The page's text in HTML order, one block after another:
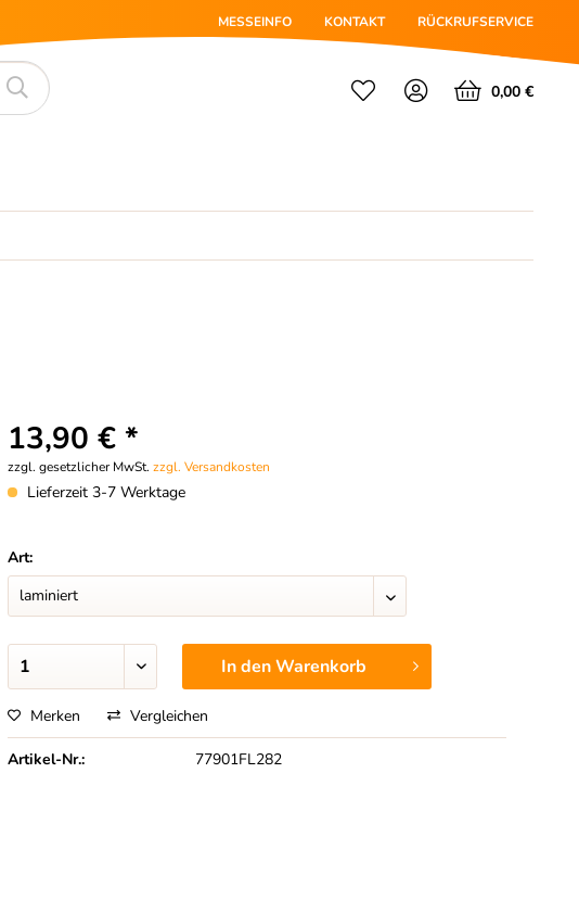
MESSEINFO KONTAKT RÜCKRUFSERVICE
0,00 €
13,90 € *
zzgl. gesetzlicher MwSt.zzgl. Versandkosten
Lieferzeit 3-7 Werktage
Art:
In denWarenkorb
Merken Vergleichen
Artikel-Nr.: 77901FL282